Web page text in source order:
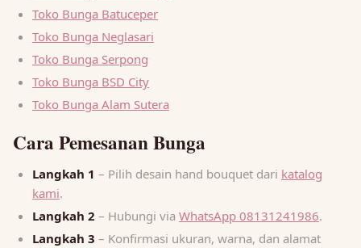
Toko Bunga Batuceper
Toko Bunga Neglasari
Toko Bunga Serpong
Toko Bunga BSD City
Toko Bunga Alam Sutera
Cara Pemesanan Bunga
Langkah 1 – Pilih desain hand bouquet dari katalog
kami.
Langkah 2 – Hubungi via WhatsApp 08131241986.
Langkah 3 – Konfirmasi ukuran, warna, dan alamat